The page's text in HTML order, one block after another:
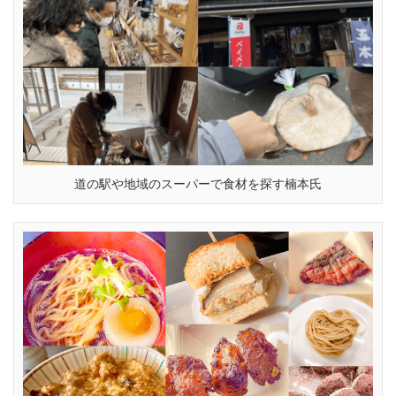
道の駅や地域のスーパーで食材を探す楠本氏